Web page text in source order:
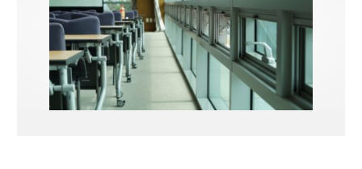
お問い合わせ
無料体験のお申し込み